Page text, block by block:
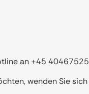
an +45 40467525
wenden Sie